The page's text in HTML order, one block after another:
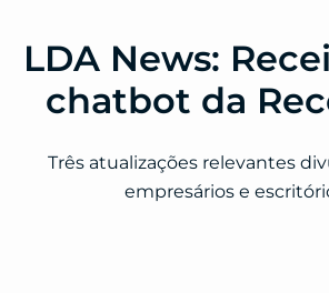
LDA News:
chatbot da
Três atualizações relevantes
empresários e